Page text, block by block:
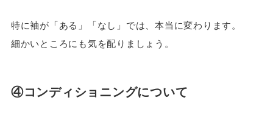
特に袖が「ある」「なし」では、本当に変わります。
細かいところにも気を配りましょう。
④コンディショニングについて